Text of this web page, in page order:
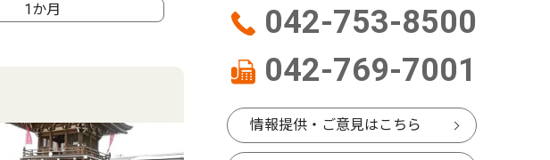
1か月
4
042-753-8500
042-769-7001
情報提供・ご意見はこちら